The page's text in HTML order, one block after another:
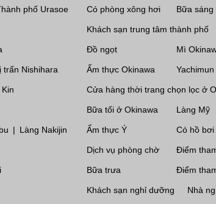
phố Urasoe
trấn Nishihara
Làng Nakijin
Có phòng xông hơi Bữa sáng
Khách sạn trung tâm thành phố
Đồ ngọt Mì
Ẩm thực Okinawa Yachimun
Cửa hàng thời trang chọn lọc ở
Bữa tối ở Okinawa Làng Mỹ
Ẩm thực Ý Có hồ bơi
Dịch vụ phòng chờ Điểm
Bữa trưa Điểm
Khách sạn nghỉ dưỡng Nhà